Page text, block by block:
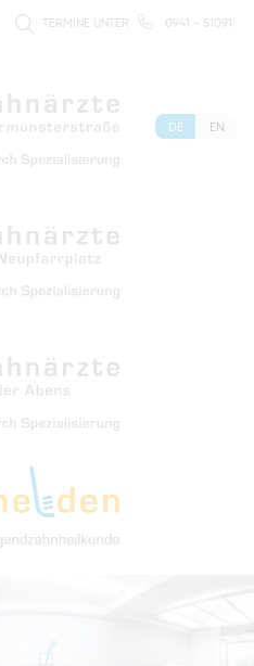
TERMINE UNTER 0941 - 51091
DE EN